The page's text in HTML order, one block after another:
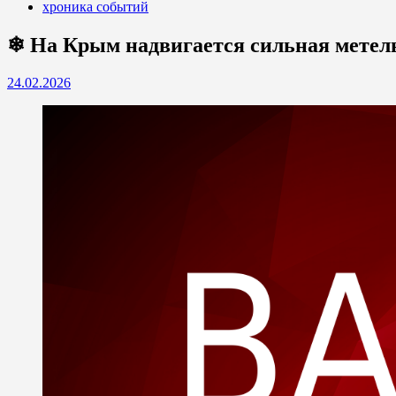
хроника событий
❄ На Крым надвигается сильная
24.02.2026